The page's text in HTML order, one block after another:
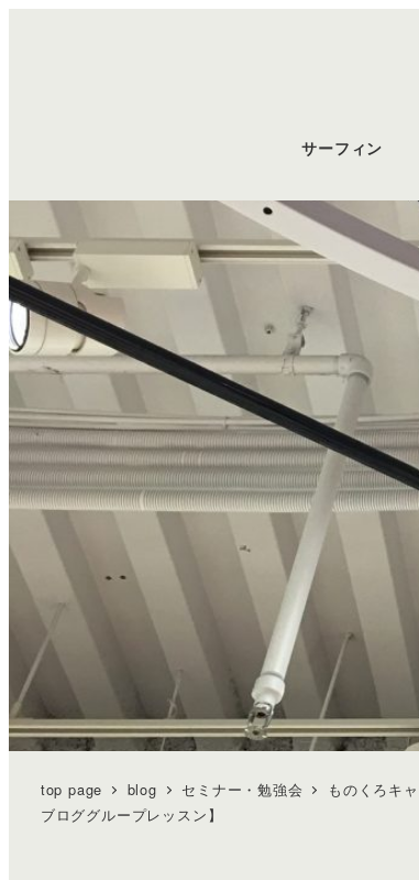
サーフィン
top page blog セミナー・勉強会 ものくろキ
ブロググループレッスン】